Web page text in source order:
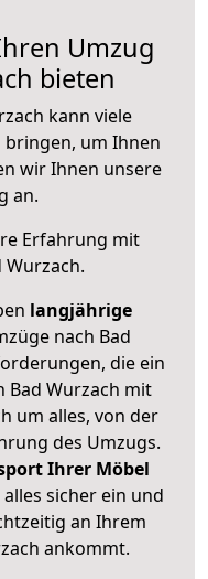
Umzug
bieten
kann viele
um Ihnen
wir Ihnen unsere
an.
Erfahrung mit
Wurzach.
langjährige
nach Bad
die ein
Bad Wurzach mit
um alles, von der
des Umzugs.
Ihrer Möbel
alles sicher ein und
an Ihrem
ankommt.